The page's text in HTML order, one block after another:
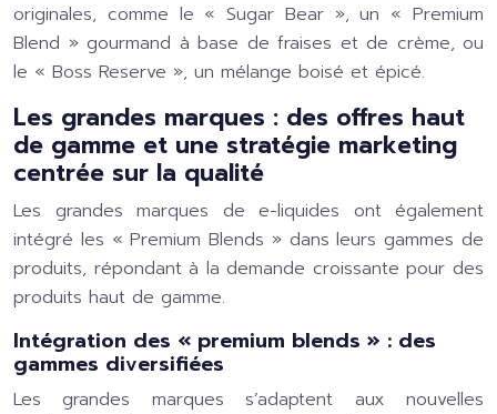
originales, comme le « Sugar Bear », un « Premium
Blend » gourmand à base de fraises et de crème, ou
le « Boss Reserve », un mélange boisé et épicé.
Les grandes marques : des offres haut
de gamme et une stratégie marketing
centrée sur la qualité
Les grandes marques de e-liquides ont également
intégré les « Premium Blends » dans leurs gammes de
produits, répondant à la demande croissante pour des
produits haut de gamme.
Intégration des « premium blends » : des
gammes diversifiées
Les grandes marques s’adaptent aux nouvelles